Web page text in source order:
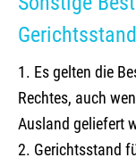
Gerichtsstand
1. Es gelten die
Rechtes, auch
Ausland geliefert
2. Gerichtsstand